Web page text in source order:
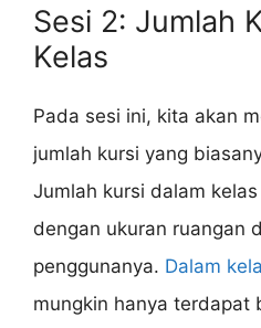
Sesi 2: Jumlah
Kelas
Pada sesi ini, kita akan
jumlah kursi yang
Jumlah kursi dalam
dengan ukuran ruangan
penggunanya. Dalam
mungkin hanya terdapat